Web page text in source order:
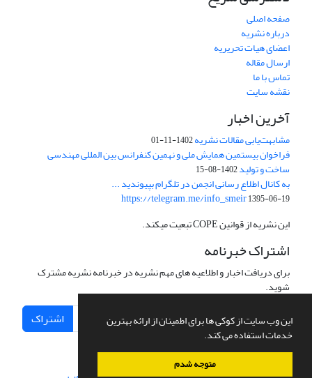
این وب سایت از کوکی ها برای اطمینان از ارائه بهترین
خدمات استفاده می کند.
متوجه شدم
صفحه اصلی
درباره نشریه
اعضای هیات تحریریه
ارسال مقاله
تماس با ما
نقشه سایت
آخرین اخبار
مشابهت‌یابی مقالات نشریه1402-11-01
فراخوان بیستمین همایش ملی و نهمین کنفرانس بین المللی مهندسی
ساخت و تولید1402-08-15
به کانال اطلاع رسانی انجمن در تلگرام بپیوندید ...
https://telegram.me/info_smeir1395-06-19
این نشریه از قوانین COPE تبعیت میکند.
اشتراک خبرنامه
برای دریافت اخبار و اطلاعیه های مهم نشریه در خبرنامه نشریه مشترک
شوید.
اشتراک